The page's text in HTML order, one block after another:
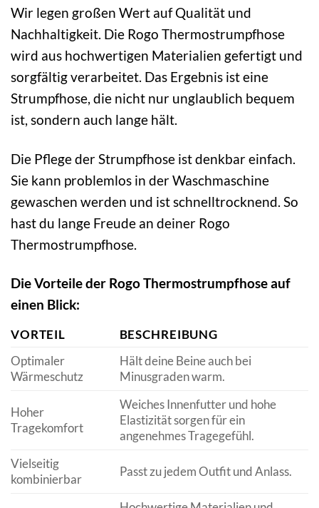
Wir legen großen Wert auf Qualität und
Nachhaltigkeit. Die Rogo Thermostrumpfhose
wird aus hochwertigen Materialien gefertigt und
sorgfältig verarbeitet. Das Ergebnis ist eine
Strumpfhose, die nicht nur unglaublich bequem
ist, sondern auch lange hält.
Die Pflege der Strumpfhose ist denkbar einfach.
Sie kann problemlos in der Waschmaschine
gewaschen werden und ist schnelltrocknend. So
hast du lange Freude an deiner Rogo
Thermostrumpfhose.
Die Vorteile der Rogo Thermostrumpfhose auf
einen Blick:
VORTEIL
BESCHREIBUNG
Optimaler
Wärmeschutz
Hält deine Beine auch bei
Minusgraden warm.
Hoher
Tragekomfort
Weiches Innenfutter und hohe
Elastizität sorgen für ein
angenehmes Tragegefühl.
Vielseitig
kombinierbar
Passt zu jedem Outfit und Anlass.